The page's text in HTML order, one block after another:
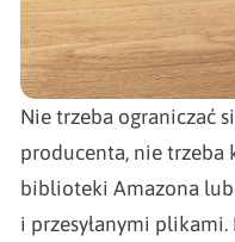
Nie trzeba ograniczać
producenta, nie trzeba
biblioteki Amazona
i przesyłanymi